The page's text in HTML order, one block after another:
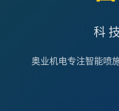
科
奥业机电专注智能喷